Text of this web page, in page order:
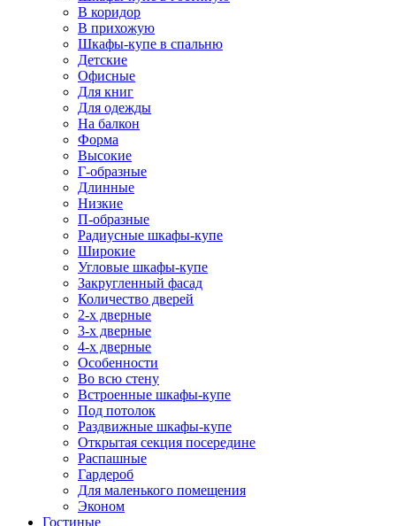
В коридор
В прихожую
Шкафы-купе в спальню
Детские
Офисные
Для книг
Для одежды
На балкон
Форма
Высокие
Г-образные
Длинные
Низкие
П-образные
Радиусные шкафы-купе
Широкие
Угловые шкафы-купе
Закругленный фасад
Количество дверей
2-х дверные
3-х дверные
4-х дверные
Особенности
Во всю стену
Встроенные шкафы-купе
Под потолок
Раздвижные шкафы-купе
Открытая секция посередине
Распашные
Гардероб
Для маленького помещения
Эконом
Гостиные